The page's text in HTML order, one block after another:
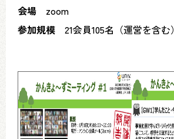
会場
zoom
参加規模
21会員105名（運営を含む）